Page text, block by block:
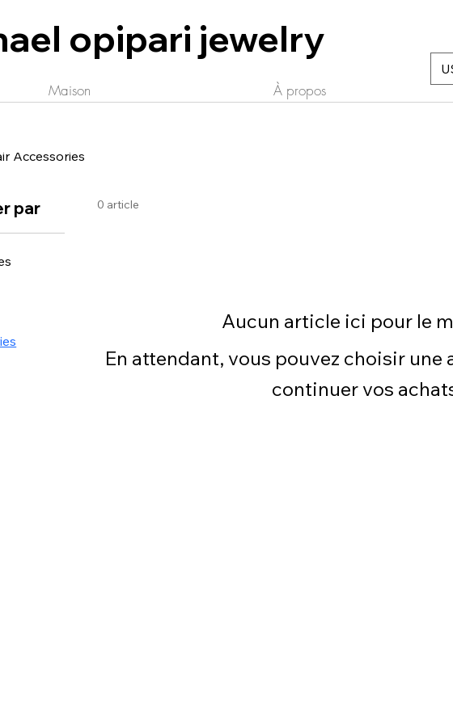
opipari jewelry
Maison À propos
Accessories
par 0 article
Aucun article ici pour le
En attendant, vous pouvez choisir
continuer vos